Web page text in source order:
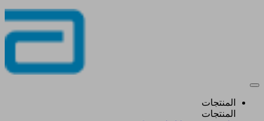
المنتجات
المنتجات